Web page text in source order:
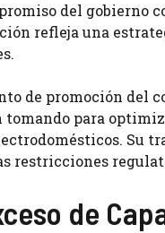
del gobierno
refleja una
de promoción del
tomando para
Su
restricciones
de